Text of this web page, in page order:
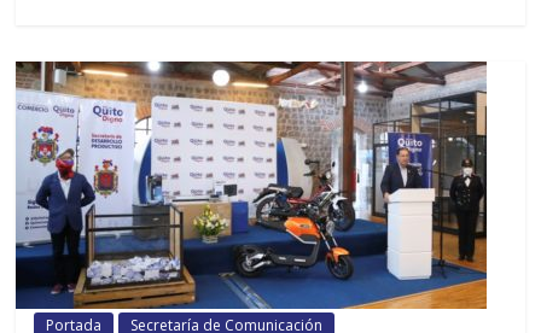
Portada Secretaría de Comunicación